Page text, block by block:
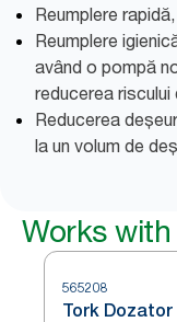
Reumplere
Reumplere
având o pompă
reducerea
Reducerea
la un volum de
Works with
565208
Tork Dozator